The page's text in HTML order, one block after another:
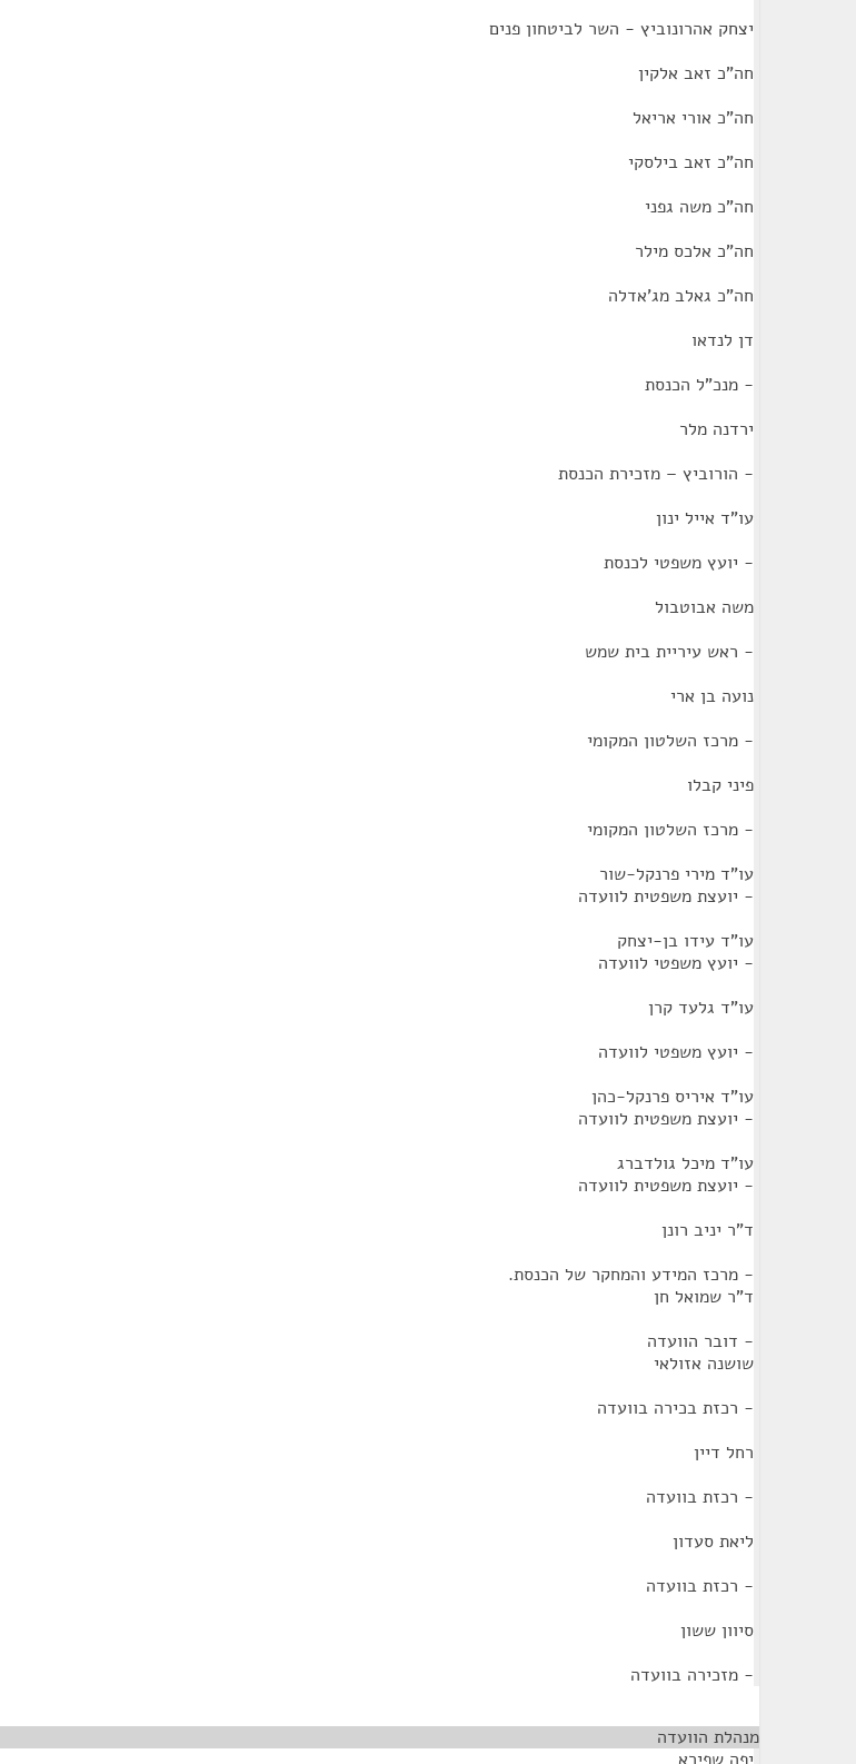
יצחק אהרונוביץ - השר לביטחון פנים
חה"כ זאב אלקין
חה"כ אורי אריאל
חה"כ זאב בילסקי
חה"כ משה גפני
חה"כ אלכס מילר
חה"כ גאלב מג'אדלה
דן לנדאו
- מנכ"ל הכנסת
ירדנה מלר
- הורוביץ – מזכירת הכנסת
עו"ד אייל ינון
- יועץ משפטי לכנסת
משה אבוטבול
- ראש עיריית בית שמש
נועה בן ארי
- מרכז השלטון המקומי
פיני קבלו
- מרכז השלטון המקומי
עו"ד מירי פרנקל-שור
- יועצת משפטית לוועדה
עו"ד עידו בן-יצחק
- יועץ משפטי לוועדה
עו"ד גלעד קרן
- יועץ משפטי לוועדה
עו"ד איריס פרנקל-כהן
- יועצת משפטית לוועדה
עו"ד מיכל גולדברג
- יועצת משפטית לוועדה
ד"ר יניב רונן
- מרכז המידע והמחקר של הכנסת.
ד"ר שמואל חן
- דובר הוועדה
שושנה אזולאי
- רכזת בכירה בוועדה
רחל דיין
- רכזת בוועדה
ליאת סעדון
- רכזת בוועדה
סיוון ששון
- מזכירה בוועדה
מנהלת הוועדה